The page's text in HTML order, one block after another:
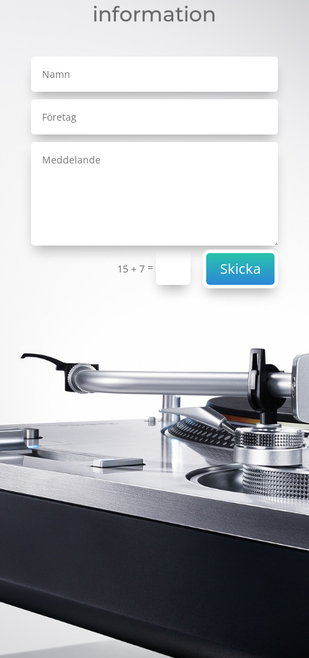
information
15 + 7 = Skicka